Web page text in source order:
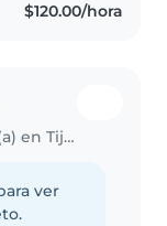
$120.00/hora
Trabajo de cuidador(a) en Tijuana
ver